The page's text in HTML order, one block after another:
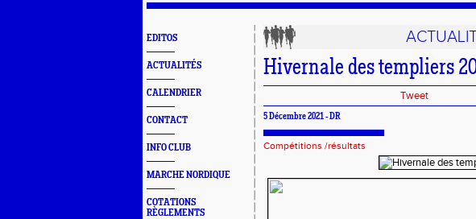
EDITOS
ACTUALITÉS
CALENDRIER
CONTACT
INFO CLUB
MARCHE NORDIQUE
COTATIONS
RÈGLEMENTS
Hivernale des templiers
Tweet
5 Décembre 2021 - DR
Compétitions /résultats